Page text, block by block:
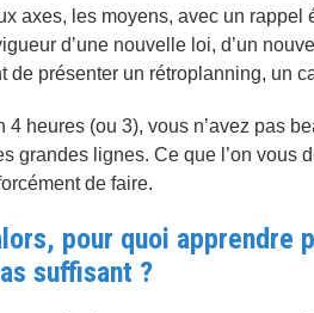
axes, les moyens, avec un
d’une nouvelle loi, d’un
de présenter un rétroplanning, un
4 heures (ou 3), vous n’avez pas
grandes lignes. Ce que l’on vous
de faire.
pour quoi apprendre
suffisant ?